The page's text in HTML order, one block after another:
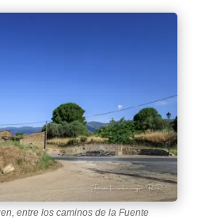
entre los caminos de la Fuente